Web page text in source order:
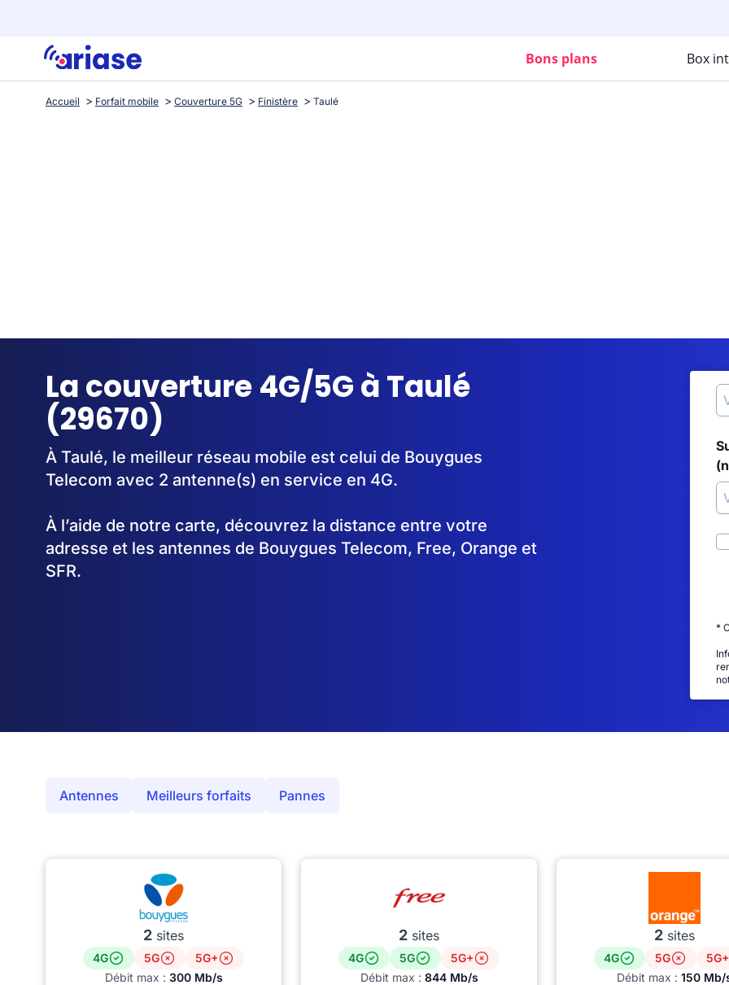
Bons plans Box
Accueil Forfait mobile Couverture 5G Finistère Taulé
La couverture 4G/5G à Taulé
(29670)
À Taulé, le meilleur réseau mobile est celui de Bouygues
Telecom avec 2 antenne(s) en service en 4G.
À l’aide de notre carte, découvrez la distance entre votre
adresse et les antennes de Bouygues Telecom, Free, Orange et
SFR.
*
Antennes Meilleurs forfaits Pannes
2 sites
4G 5G
5G+
Débit max : 300 Mb/s
2 sites
4G 5G
5G+
Débit max : 844 Mb/s
2 sites
4G 5G
5G+
Débit max : 150 Mb/